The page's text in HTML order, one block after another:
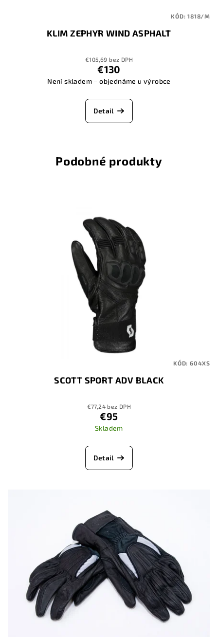
KLIM ZEPHYR WIND ASPHALT
€105,69 bez DPH
€130
Není skladem – objednáme u výrobce
Detail
KÓD:1818/M
Podobné produkty
SCOTT SPORT ADV BLACK
€77,24 bez DPH
€95
Skladem
Detail
KÓD: 604XS